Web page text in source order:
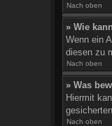
Nach oben
» Wie
Wenn ein
diesen zu
Nach oben
» Was
Hiermit
Nach oben